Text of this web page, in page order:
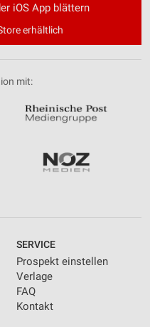
iOS App blättern
erhältlich
mit:
SERVICE
Prospekt einstellen
Verlage
FAQ
Kontakt